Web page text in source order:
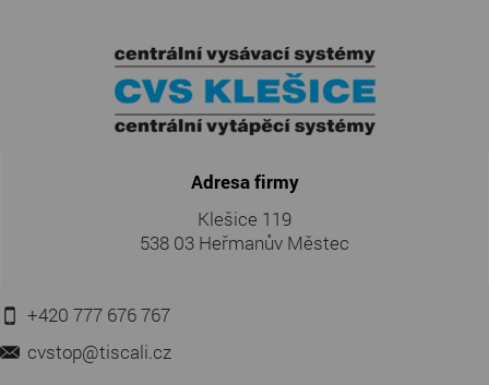
Adresa firmy
Klešice 119
538 03 Heřmanův Městec
+420 777 676 767
cvstop@tiscali.cz